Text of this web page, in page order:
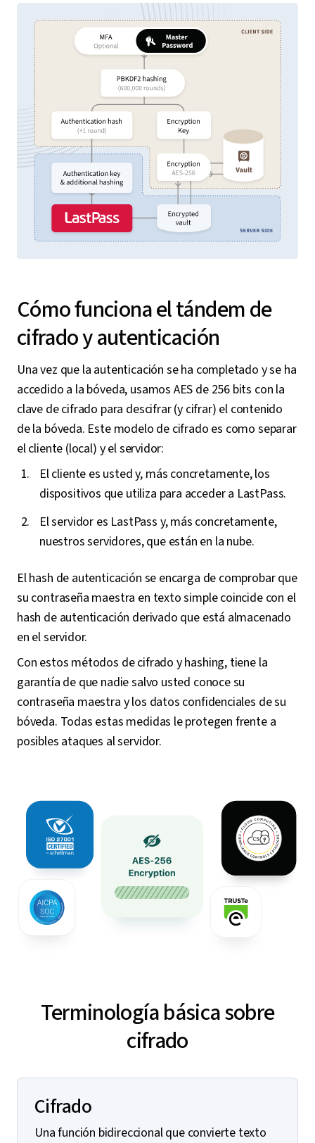
Cómo funciona el tándem de
cifrado y autenticación
Una vez que la autenticación se ha completado y se ha
accedido a la bóveda, usamos AES de 256 bits con la
clave de cifrado para descifrar (y cifrar) el contenido
de la bóveda. Este modelo de cifrado es como separar
el cliente (local) y el servidor:
El cliente es usted y, más concretamente, los
dispositivos que utiliza para acceder a LastPass.
El servidor es LastPass y, más concretamente,
nuestros servidores, que están en la nube.
El hash de autenticación se encarga de comprobar que
su contraseña maestra en texto simple coincide con el
hash de autenticación derivado que está almacenado
en el servidor.
Con estos métodos de cifrado y hashing, tiene la
garantía de que nadie salvo usted conoce su
contraseña maestra y los datos confidenciales de su
bóveda. Todas estas medidas le protegen frente a
posibles ataques al servidor.
Terminología básica sobre
cifrado
Cifrado
Una función bidireccional que convierte texto